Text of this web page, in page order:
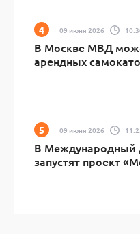
09 июня 2026
В Москве МВД
арендных
09 июня 2026
В Международный
запустят проект